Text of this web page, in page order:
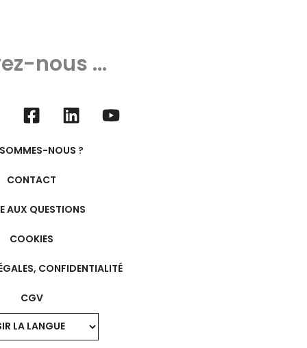
nous ...
NOUS ?
CONTACT
AUX QUESTIONS
COOKIES
CONFIDENTIALITÉ
CGV